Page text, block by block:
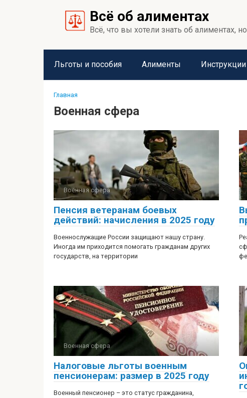
Всё об алиментах
Всё, что вы хотели знать об алиментах,
Льготы и пособия Алименты Инструкции
Главная
Военная сфера
Военная сфера
Пенсия ветеранам боевых
действий: начисления в 2025 году
Военнослужащие России защищают нашу страну.
Иногда им приходится помогать гражданам других
государств, на территории
Военная сфера
Налоговые льготы военным
пенсионерам: размер в 2025 году
Военный пенсионер – это статус гражданина,